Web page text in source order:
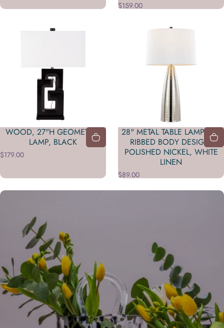
$159.00
WOOD, 27"H GEOMETRIC
LAMP, BLACK
$179.00
28" METAL TABLE LAMPS FT.
RIBBED BODY DESIGN:
POLISHED NICKEL, WHITE
LINEN
$89.00